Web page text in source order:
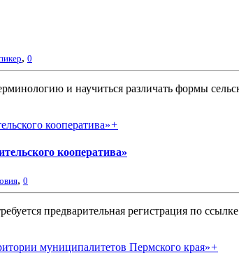
, 0
и научиться различать формы
+
кооператива»
, 0
предварительная регистрация по
+